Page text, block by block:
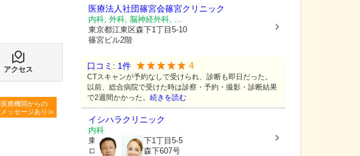
アクセス
医療機関からの
メッセージあり
医療法人社団篠宮会篠宮クリニック
内科, 外科, 脳神経外科, ...
東京都江東区森下1丁目5-10
篠宮ビル2階
口コミ: 1件 4
CTスキャンが予約なしで受けられ、診断も即日だった。
以前、総合病院で受けた時は診察・予約・撮影・診断結果
で2週間かかった。 続きを読む
イシハラクリニック
内科
東京都江東区森下1丁目5-5
ロイヤルプラザ森下607号